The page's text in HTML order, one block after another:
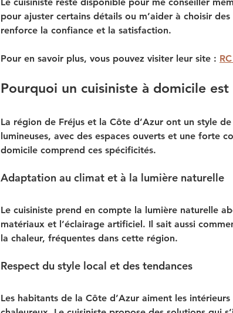
pour ajuster certains détails ou m’aider à choisir
renforce la confiance et la satisfaction.
Pour en savoir plus, vous pouvez visiter leur site :
Pourquoi un cuisiniste à domicile
La région de Fréjus et la Côte d’Azur ont un style
lumineuses, avec des espaces ouverts et une forte
domicile comprend ces spécificités.
Adaptation au climat et à la lumière naturelle
Le cuisiniste prend en compte la lumière naturelle
matériaux et l’éclairage artificiel. Il sait aussi
la chaleur, fréquentes dans cette région.
Respect du style local et des tendances
Les habitants de la Côte d’Azur aiment les